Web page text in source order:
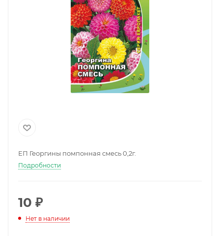
ЕП Георгины помпонная смесь 0,2г.
Подробности
10 ₽
Нет в наличии